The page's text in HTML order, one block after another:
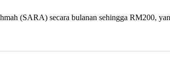
(SARA) secara bulanan sehingga RM200,